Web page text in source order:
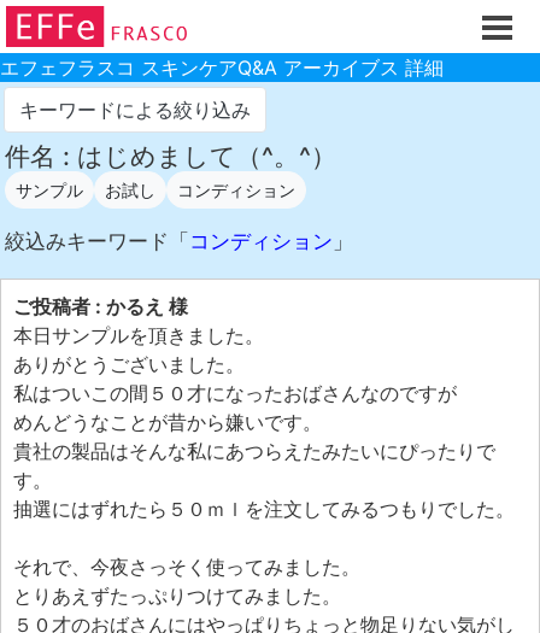
ホーム
ご注文フォーム
初回割引
製品のご案内
お買い物ガイド
スキンケアQ&Aアーカイブス
製品レビュー
スキンケア基礎講座
コスメ辞典 化粧品成分検索
ご購入履歴
ご登録情報
ご紹介(アフェリエイト)制度
お問い合わせフォーム
エフェフラスコ スキンケアQ&A アーカイブス 詳細
キーワードによる絞り込み
件名 : はじめまして（^。^）
サンプル お試し コンディション
絞込みキーワード「 コンディション 」
ご投稿者 : かるえ 様
本日サンプルを頂きました。
ありがとうございました。
私はついこの間５０才になったおばさんなのですが
めんどうなことが昔から嫌いです。
貴社の製品はそんな私にあつらえたみたいにぴったりで
す。
抽選にはずれたら５０ｍｌを注文してみるつもりでした。
それで、今夜さっそく使ってみました。
とりあえずたっぷりつけてみました。
５０才のおばさんにはやっぱりちょっと物足りない気がし